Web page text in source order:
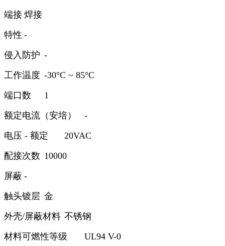
端接 焊接
特性 -
侵入防护 -
工作温度 -30°C ~ 85°C
端口数
1
额定电流（安培）
-
电压 - 额定
20VAC
配接次数 10000
屏蔽 -
触头镀层 金
外壳/屏蔽材料 不锈钢
材料可燃性等级
UL94 V-0